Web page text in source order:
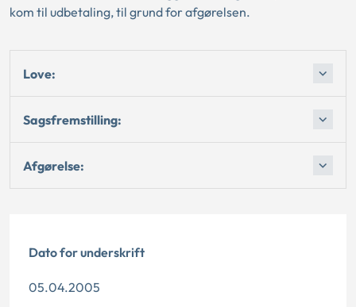
kom til udbetaling, til grund for afgørelsen.
Love:
Sagsfremstilling:
Afgørelse:
Dato for underskrift
05.04.2005